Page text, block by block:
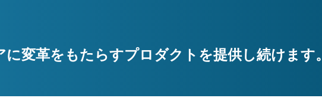
に変革をもたらすプロダクトを提供し続けます。